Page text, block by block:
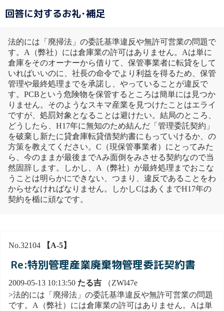
回答に対するお礼･補足
法的には「廃掃法」の委託基準違反や無許可営業の問題で
す。A（弊社）には倉庫業の許可はありません。Aは単に
倉庫をそのオーナーから借りて、保管事業者に転貸をして
いればいいのに、社長の命令でより利益を得るため、保管
管理や最終処理までを承諾し、やっていることが違反で
す。PCBという危険物を保管するところは簡単には見つか
りません。そのようなスキマ産業を見つけたことはエライ
ですが、処罰対象となることは避けたい。結局のところ、
どうしたら、H17年に無知のため結んだ「管理委託契約」
を破棄し新たに貸倉庫転貸借契約書にもっていけるか、の
方策を教えてください。C（現保管事業者）にとってみた
ら、今のままが最後までAみ面倒をみさせる契約なので当
然固辞します。しかし、A（弊社）が最終処理までおこな
うことは明らかにできない、つまり、違反であることをわ
からせなければなりません。しかしCはあくまでH17年の
契約を楯に頑なです。
No.32104 【A-5】
Re:特別管理産業廃棄物管理委託契約書
2009-05-13 10:13:50 たる吉 （ZWl47e
>法的には「廃掃法」の委託基準違反や無許可営業の問題
です。A（弊社）には倉庫業の許可はありません。Aは単